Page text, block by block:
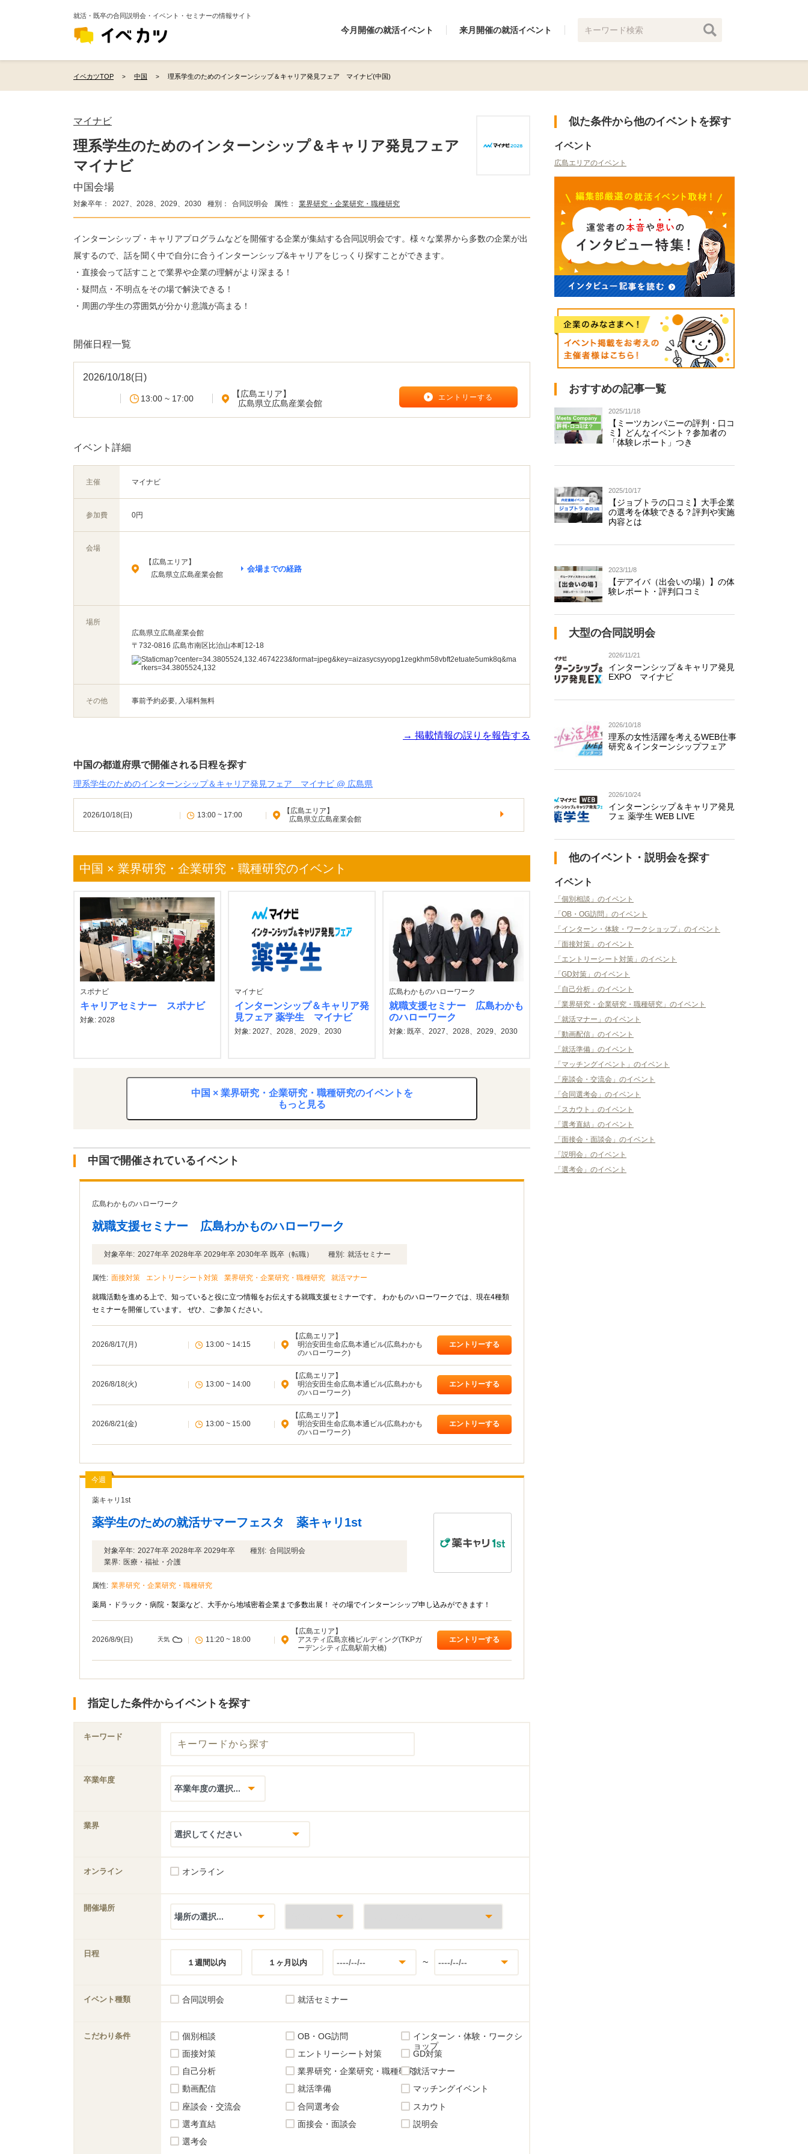
就活・既卒の合同説明会・イベント・セミナーの情報サイト
今月開催の就活イベント 来月開催の就活イベント
イベカツTOP 中国 理系学生のためのインターンシップ＆キャリア発見フェア マイナビ(中国)
マイナビ
理系学生のためのインターンシップ＆キャリア発見フェア
マイナビ
中国会場
対象卒年： 2027、2028、2029、2030 種別： 合同説明会 属性： 業界研究・企業研究・職種研究
インターンシップ・キャリアプログラムなどを開催する企業が集結する合同説明会です。様々な業界から多数の企業が出
展するので、話を聞く中で自分に合うインターンシップ&キャリアをじっくり探すことができます。
・直接会って話すことで業界や企業の理解がより深まる！
・疑問点・不明点をその場で解決できる！
・周囲の学生の雰囲気が分かり意識が高まる！
開催日程一覧
2026/10/18(日)
13:00 ~ 17:00
【広島エリア】
広島県立広島産業会館
エントリーする
イベント詳細
主催 マイナビ
参加費 0円
会場
【広島エリア】
広島県立広島産業会館
会場までの経路
場所
広島県立広島産業会館
〒732-0816 広島市南区比治山本町12-18
その他 事前予約必要, 入場料無料
→ 掲載情報の誤りを報告する
中国の都道府県で開催される日程を探す
理系学生のためのインターンシップ＆キャリア発見フェア マイナビ @ 広島県
2026/10/18(日) 13:00 ~ 17:00
【広島エリア】
広島県立広島産業会館
中国 × 業界研究・企業研究・職種研究のイベント
スポナビ
キャリアセミナー スポナビ
対象: 2028
マイナビ
インターンシップ＆キャリア発
見フェア 薬学生 マイナビ
対象: 2027、2028、2029、2030
広島わかものハローワーク
就職支援セミナー 広島わかも
のハローワーク
対象: 既卒、2027、2028、2029、2030
中国 × 業界研究・企業研究・職種研究のイベントを
もっと見る
中国で開催されているイベント
広島わかものハローワーク
就職支援セミナー 広島わかものハローワーク
対象卒年: 2027年卒 2028年卒 2029年卒 2030年卒 既卒（転職） 種別: 就活セミナー
属性: 面接対策 エントリーシート対策 業界研究・企業研究・職種研究 就活マナー
就職活動を進める上で、知っていると役に立つ情報をお伝えする就職支援セミナーです。 わかものハローワークでは、現在4種類
セミナーを開催しています。 ぜひ、ご参加ください。
2026/8/17(月) 13:00 ~ 14:15
【広島エリア】
明治安田生命広島本通ビル(広島わかも
のハローワーク)
エントリーする
2026/8/18(火) 13:00 ~ 14:00
【広島エリア】
明治安田生命広島本通ビル(広島わかも
のハローワーク)
エントリーする
2026/8/21(金) 13:00 ~ 15:00
【広島エリア】
明治安田生命広島本通ビル(広島わかも
のハローワーク)
エントリーする
今週
薬キャリ1st
薬学生のための就活サマーフェスタ 薬キャリ1st
対象卒年: 2027年卒 2028年卒 2029年卒 種別: 合同説明会
業界: 医療・福祉・介護
属性: 業界研究・企業研究・職種研究
薬局・ドラック・病院・製薬など、大手から地域密着企業まで多数出展！ その場でインターンシップ申し込みができます！
2026/8/9(日) 天気 11:20 ~ 18:00
【広島エリア】
アスティ広島京橋ビルディング(TKPガ
ーデンシティ広島駅前大橋)
エントリーする
指定した条件からイベントを探す
キーワード
卒業年度
業界
オンライン オンライン
開催場所
日程
１週間以内
１ヶ月以内 ~
イベント種類 合同説明会 就活セミナー
こだわり条件 個別相談 OB・OG訪問
インターン・体験・ワークシ
ョップ
面接対策
エントリーシート対策
GD対策
自己分析
業界研究・企業研究・職種研究就活マナー
動画配信
就活準備
マッチングイベント
座談会・交流会
合同選考会
スカウト
選考直結
面接会・面談会
説明会
選考会
似た条件から他のイベントを探す
イベント
広島エリアのイベント
おすすめの記事一覧
2025/11/18
【ミーツカンパニーの評判・口コ
ミ】どんなイベント？参加者の
「体験レポート」つき
2025/10/17
【ジョブトラの口コミ】大手企業
の選考を体験できる？評判や実施
内容とは
2023/11/8
【デアイバ（出会いの場）】の体
験レポート・評判口コミ
大型の合同説明会
2026/11/21
インターンシップ＆キャリア発見
EXPO マイナビ
2026/10/18
理系の女性活躍を考えるWEB仕事
研究＆インターンシップフェア
2026/10/24
インターンシップ＆キャリア発見
フェ 薬学生 WEB LIVE
他のイベント・説明会を探す
イベント
「個別相談」のイベント
「OB・OG訪問」のイベント
「インターン・体験・ワークショップ」のイベント
「面接対策」のイベント
「エントリーシート対策」のイベント
「GD対策」のイベント
「自己分析」のイベント
「業界研究・企業研究・職種研究」のイベント
「就活マナー」のイベント
「動画配信」のイベント
「就活準備」のイベント
「マッチングイベント」のイベント
「座談会・交流会」のイベント
「合同選考会」のイベント
「スカウト」のイベント
「選考直結」のイベント
「面接会・面談会」のイベント
「説明会」のイベント
「選考会」のイベント